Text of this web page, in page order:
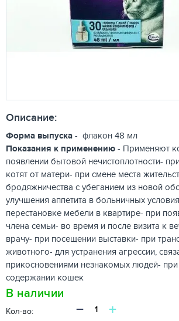
Описание:
Форма выпуска- флакон 48 мл
Показания к применению- Применяют
появлении бытовой нечистоплотности-
котят от матери- при смене места
бродяжничества с убеганием из новой
улучшения аппетита в больничных
перестановке мебели в квартире- при
члена семьи- во время и после визита к
врачу- при посещении выставки- при
животного- для устранения агрессии,
прикосновениями незнакомых людей-
содержании кошек
В наличии
Кол-во: − +